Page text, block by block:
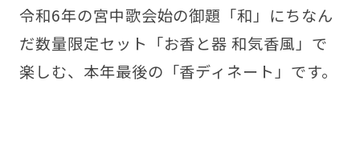
令和6年の宮中歌会始の御題「和」にちなん
だ数量限定セット「お香と器 和気香風」で
楽しむ、本年最後の「香ディネート」です。